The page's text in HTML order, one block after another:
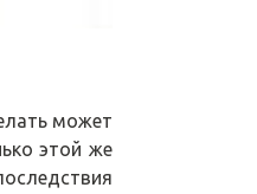
может
этой же